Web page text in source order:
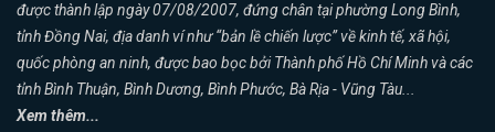
được thành lập ngày 07/08/2007, đứng chân tại phường Long Bình,
tỉnh Đồng Nai, địa danh ví như “bản lề chiến lược” về kinh tế, xã hội,
quốc phòng an ninh, được bao bọc bởi Thành phố Hồ Chí Minh và các
tỉnh Bình Thuận, Bình Dương, Bình Phước, Bà Rịa - Vũng Tàu...
Xem thêm...